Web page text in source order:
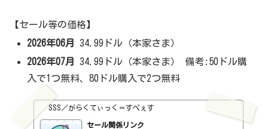
【セール等の価格】
2026年06月
34.99ドル（本家さま）
2026年07月
34.99ドル（本家さま） 備考:50ドル購
入で1つ無料、80ドル購入で2つ無料
SSS／がらくてぃっく＝すぺぇす
セール関係リンク